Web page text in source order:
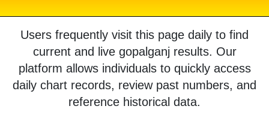
Users frequently visit this page daily to find
current and live gopalganj results. Our
platform allows individuals to quickly access
daily chart records, review past numbers, and
reference historical data.